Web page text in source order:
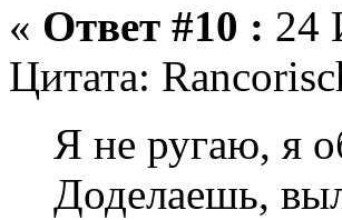
« Ответ #10 : 24
Цитата:
Я не ругаю, я
Доделаешь,